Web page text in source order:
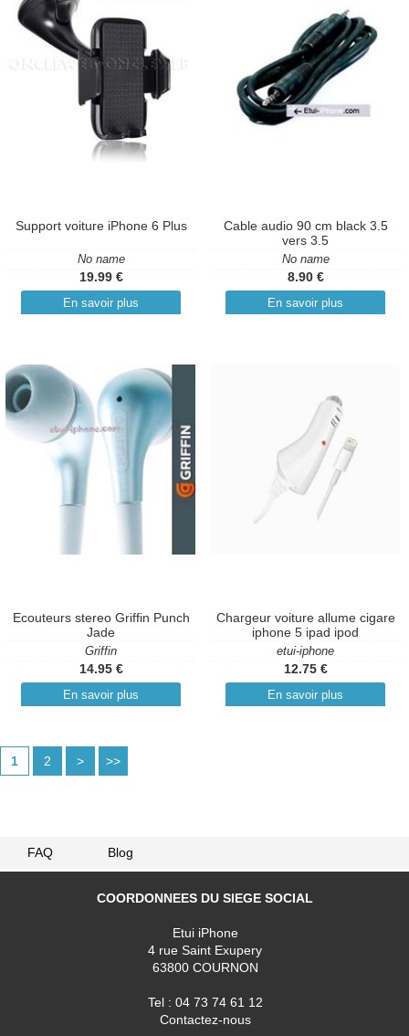
Support voiture iPhone 6 Plus
No name
19.99 €
En savoir plus
Cable audio 90 cm black 3.5
vers 3.5
No name
8.90 €
En savoir plus
Ecouteurs stereo Griffin Punch
Jade
Griffin
14.95 €
En savoir plus
Chargeur voiture allume cigare
iphone 5 ipad ipod
etui-iphone
12.75 €
En savoir plus
1 2 > >>
FAQ Blog
COORDONNEES DU SIEGE SOCIAL
Etui iPhone
4 rue Saint Exupery
63800 COURNON
Tel : 04 73 74 61 12
Contactez-nous